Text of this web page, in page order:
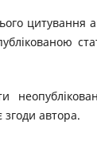
цитування
згоди автора.